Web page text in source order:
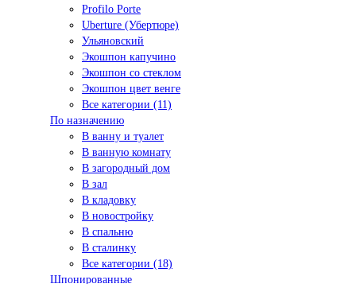
Profilo Porte
Uberture (Убертюре)
Ульяновский
Экошпон капучино
Экошпон со стеклом
Экошпон цвет венге
Все категории (11)
По назначению
В ванну и туалет
В ванную комнату
В загородный дом
В зал
В кладовку
В новостройку
В спальню
В сталинку
Все категории (18)
Шпонированные